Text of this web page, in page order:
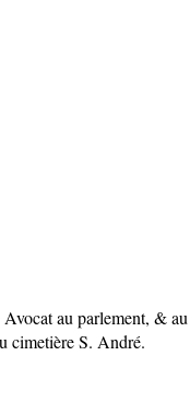
au parlement, &
cimetière S. André.